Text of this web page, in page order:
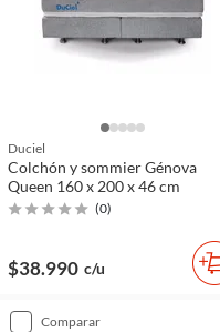
Duciel
Colchón y sommier Génova
Queen 160 x 200 x 46 cm
(0)
$38.990 c/u
comparar